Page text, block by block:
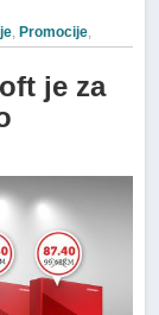
, Promocije,
je za